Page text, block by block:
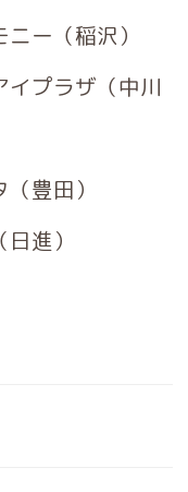
ー（稲沢）
イプラザ（中川
豊田）
進）